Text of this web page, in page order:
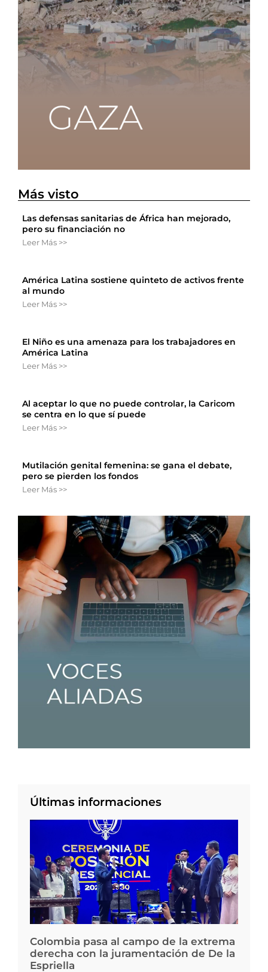
Más visto
Las defensas sanitarias de África han mejorado,
pero su financiación no
Leer Más >>
América Latina sostiene quinteto de activos frente
al mundo
Leer Más >>
El Niño es una amenaza para los trabajadores en
América Latina
Leer Más >>
Al aceptar lo que no puede controlar, la Caricom
se centra en lo que sí puede
Leer Más >>
Mutilación genital femenina: se gana el debate,
pero se pierden los fondos
Leer Más >>
Últimas informaciones
Colombia pasa al campo de la extrema
derecha con la juramentación de De la
Espriella